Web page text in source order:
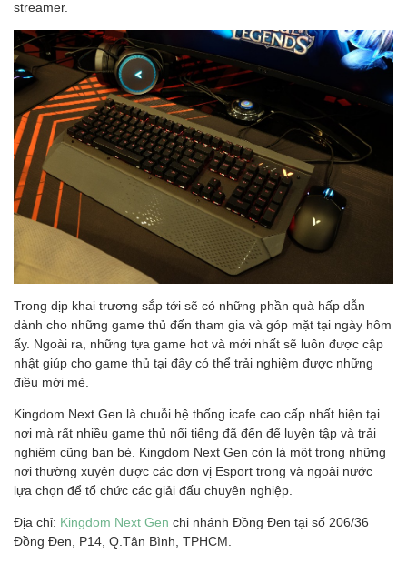
streamer.
Trong dịp khai trương sắp tới sẽ có những phần quà hấp dẫn
dành cho những game thủ đến tham gia và góp mặt tại ngày hôm
ấy. Ngoài ra, những tựa game hot và mới nhất sẽ luôn được cập
nhật giúp cho game thủ tại đây có thể trải nghiệm được những
điều mới mẻ.
Kingdom Next Gen là chuỗi hệ thống icafe cao cấp nhất hiện tại
nơi mà rất nhiều game thủ nổi tiếng đã đến để luyện tập và trải
nghiệm cũng bạn bè. Kingdom Next Gen còn là một trong những
nơi thường xuyên được các đơn vị Esport trong và ngoài nước
lựa chọn để tổ chức các giải đấu chuyên nghiệp.
Địa chỉ: Kingdom Next Gen chi nhánh Đồng Đen tại số 206/36
Đồng Đen, P14, Q.Tân Bình, TPHCM.